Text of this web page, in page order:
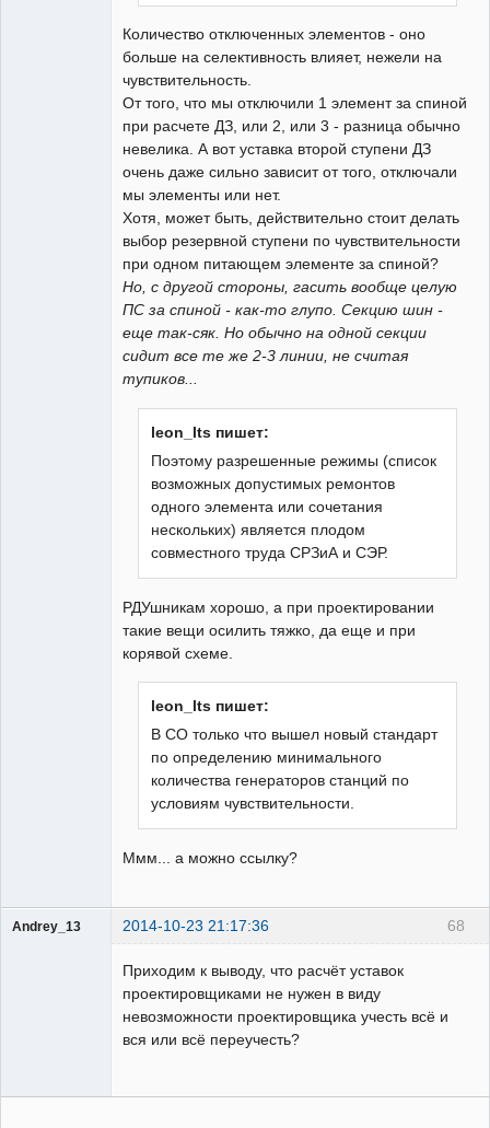
Количество отключенных элементов - оно
больше на селективность влияет, нежели на
чувствительность.
От того, что мы отключили 1 элемент за спиной
при расчете ДЗ, или 2, или 3 - разница обычно
невелика. А вот уставка второй ступени ДЗ
очень даже сильно зависит от того, отключали
мы элементы или нет.
Хотя, может быть, действительно стоит делать
выбор резервной ступени по чувствительности
при одном питающем элементе за спиной?
Но, с другой стороны, гасить вообще целую
ПС за спиной - как-то глупо. Секцию шин -
еще так-сяк. Но обычно на одной секции
сидит все те же 2-3 линии, не считая
тупиков...
leon_lts пишет:
Поэтому разрешенные режимы (список
возможных допустимых ремонтов
одного элемента или сочетания
нескольких) является плодом
совместного труда СРЗиА и СЭР.
РДУшникам хорошо, а при проектировании
такие вещи осилить тяжко, да еще и при
корявой схеме.
leon_lts пишет:
В СО только что вышел новый стандарт
по определению минимального
количества генераторов станций по
условиям чувствительности.
Ммм... а можно ссылку?
68
Andrey_13 2014-10-23 21:17:36
Приходим к выводу, что расчёт уставок
проектировщиками не нужен в виду
невозможности проектировщика учесть всё и
вся или всё переучесть?